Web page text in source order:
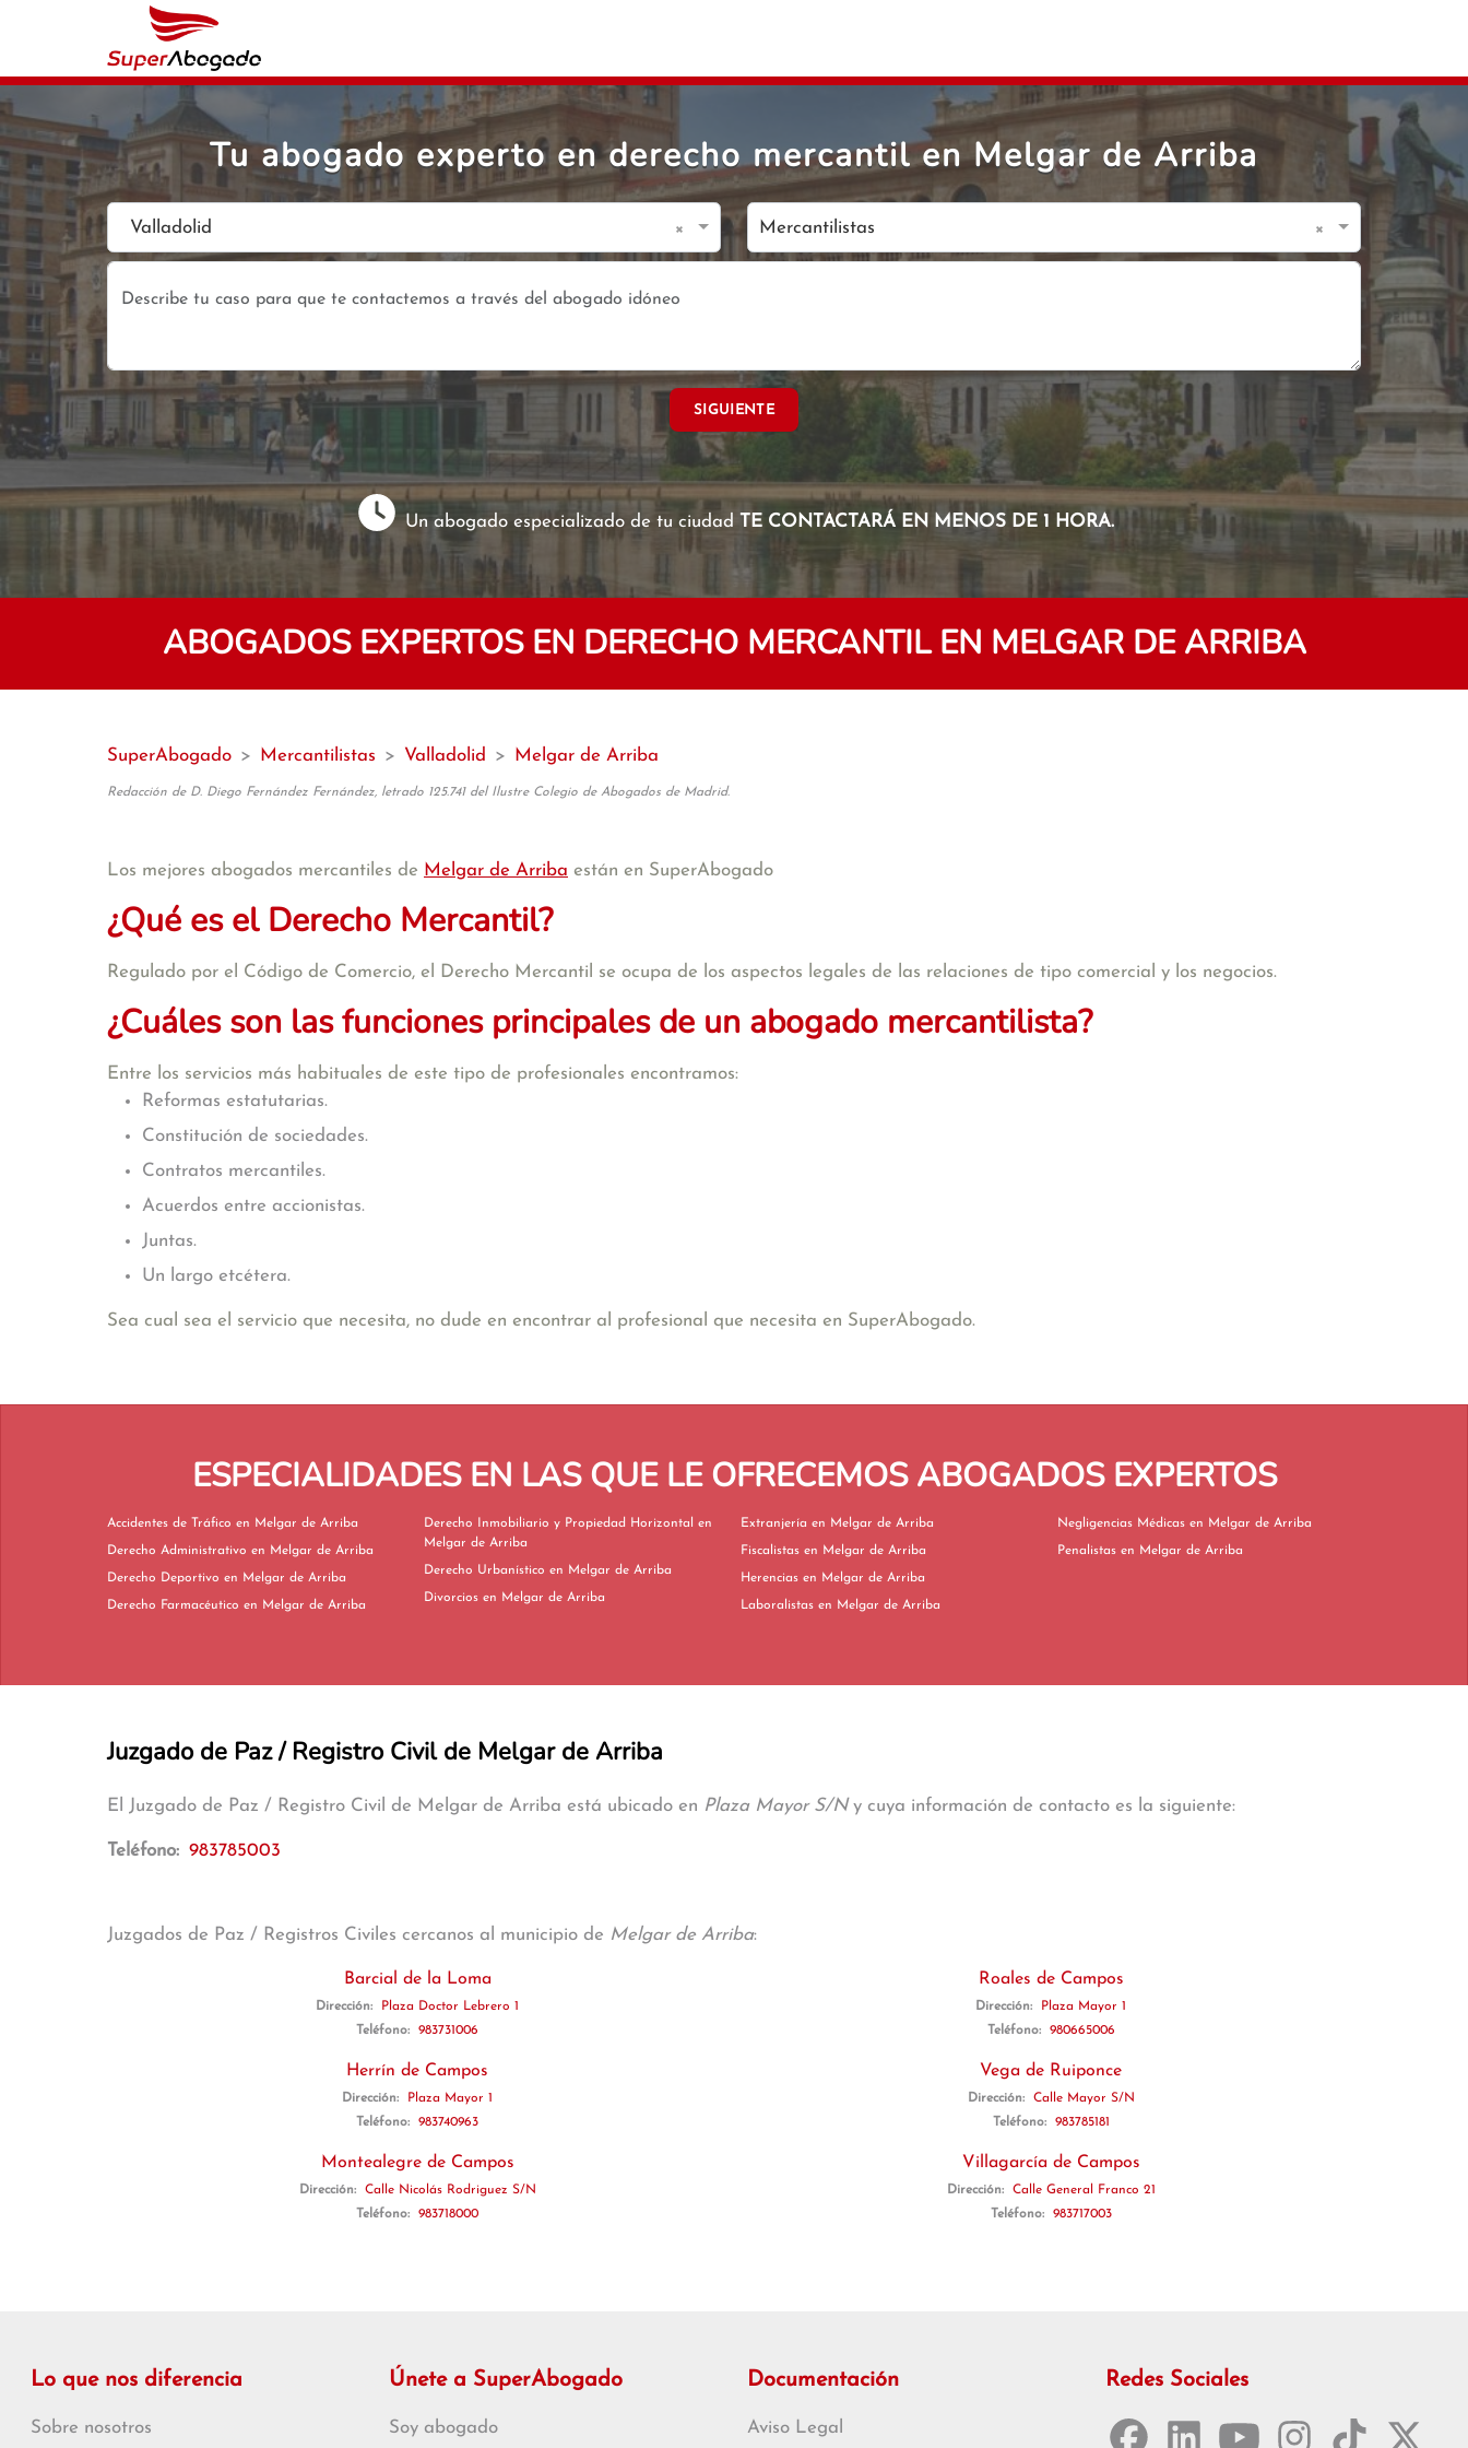
Tu abogado experto en derecho mercantil en Melgar de Arriba
Valladolid × Mercantilistas ×
SIGUIENTE
Un abogado especializado de tu ciudad TE CONTACTARÁ EN MENOS DE 1 HORA.
ABOGADOS EXPERTOS EN DERECHO MERCANTIL EN MELGAR DE ARRIBA
SuperAbogado > Mercantilistas > Valladolid > Melgar de Arriba
Redacción de D. Diego Fernández Fernández, letrado 125.741 del Ilustre Colegio de Abogados de Madrid.
Los mejores abogados mercantiles de Melgar de Arriba están en SuperAbogado
¿Qué es el Derecho Mercantil?
Regulado por el Código de Comercio, el Derecho Mercantil se ocupa de los aspectos legales de las relaciones de tipo comercial y los negocios.
¿Cuáles son las funciones principales de un abogado mercantilista?
Entre los servicios más habituales de este tipo de profesionales encontramos:
Reformas estatutarias.
Constitución de sociedades.
Contratos mercantiles.
Acuerdos entre accionistas.
Juntas.
Un largo etcétera.
Sea cual sea el servicio que necesita, no dude en encontrar al profesional que necesita en SuperAbogado.
ESPECIALIDADES EN LAS QUE LE OFRECEMOS ABOGADOS EXPERTOS
Accidentes de Tráfico en Melgar de Arriba
Derecho Administrativo en Melgar de Arriba
Derecho Deportivo en Melgar de Arriba
Derecho Farmacéutico en Melgar de Arriba
Derecho Inmobiliario y Propiedad Horizontal en
Melgar de Arriba
Derecho Urbanístico en Melgar de Arriba
Divorcios en Melgar de Arriba
Extranjería en Melgar de Arriba
Fiscalistas en Melgar de Arriba
Herencias en Melgar de Arriba
Laboralistas en Melgar de Arriba
Negligencias Médicas en Melgar de Arriba
Penalistas en Melgar de Arriba
Juzgado de Paz / Registro Civil de Melgar de Arriba
El Juzgado de Paz / Registro Civil de Melgar de Arriba está ubicado en Plaza Mayor S/Ny cuya información de contacto es la siguiente:
Teléfono: 983785003
Juzgados de Paz / Registros Civiles cercanos al municipio de Melgar de Arriba:
Barcial de la Loma
Dirección:
Plaza Doctor Lebrero 1
Teléfono:
983731006
Herrín de Campos
Dirección:
Plaza Mayor 1
Teléfono:
983740963
Montealegre de Campos
Dirección:
Calle Nicolás Rodriguez S/N
Teléfono:
983718000
Roales de Campos
Dirección:
Plaza Mayor 1
Teléfono:
980665006
Vega de Ruiponce
Dirección:
Calle Mayor S/N
Teléfono:
983785181
Villagarcía de Campos
Dirección:
Calle General Franco 21
Teléfono:
983717003
Lo que nos diferencia
Sobre nosotros
Únete a SuperAbogado
Soy abogado
Documentación
Aviso Legal
Redes Sociales